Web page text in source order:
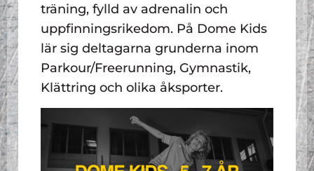
träning, fylld av adrenalin och
uppfinningsrikedom. På Dome Kids
lär sig deltagarna grunderna inom
Parkour/Freerunning, Gymnastik,
Klättring och olika åksporter.